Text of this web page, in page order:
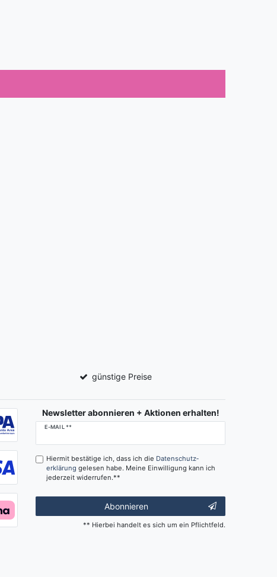
günstige Preise
Newsletter abonnieren + Aktionen erhalten!
E-MAIL **
Newsletter
Hiermit bestätige ich, dass ich die Daten­schutz­
erklärung gelesen habe. Meine Einwilligung kann ich
jederzeit widerrufen.**
Abonnieren
** Hierbei handelt es sich um ein Pflichtfeld.